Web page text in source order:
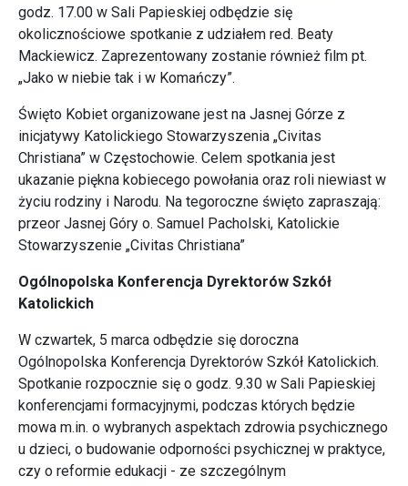
godz. 17.00 w Sali Papieskiej odbędzie się
okolicznościowe spotkanie z udziałem red. Beaty
Mackiewicz. Zaprezentowany zostanie również film pt.
„Jako w niebie tak i w Komańczy”.
Święto Kobiet organizowane jest na Jasnej Górze z
inicjatywy Katolickiego Stowarzyszenia „Civitas
Christiana” w Częstochowie. Celem spotkania jest
ukazanie piękna kobiecego powołania oraz roli niewiast w
życiu rodziny i Narodu. Na tegoroczne święto zapraszają:
przeor Jasnej Góry o. Samuel Pacholski, Katolickie
Stowarzyszenie „Civitas Christiana”
Ogólnopolska Konferencja Dyrektorów Szkół
Katolickich
W czwartek, 5 marca odbędzie się doroczna
Ogólnopolska Konferencja Dyrektorów Szkół Katolickich.
Spotkanie rozpocznie się o godz. 9.30 w Sali Papieskiej
konferencjami formacyjnymi, podczas których będzie
mowa m.in. o wybranych aspektach zdrowia psychicznego
u dzieci, o budowanie odporności psychicznej w praktyce,
czy o reformie edukacji - ze szczególnym